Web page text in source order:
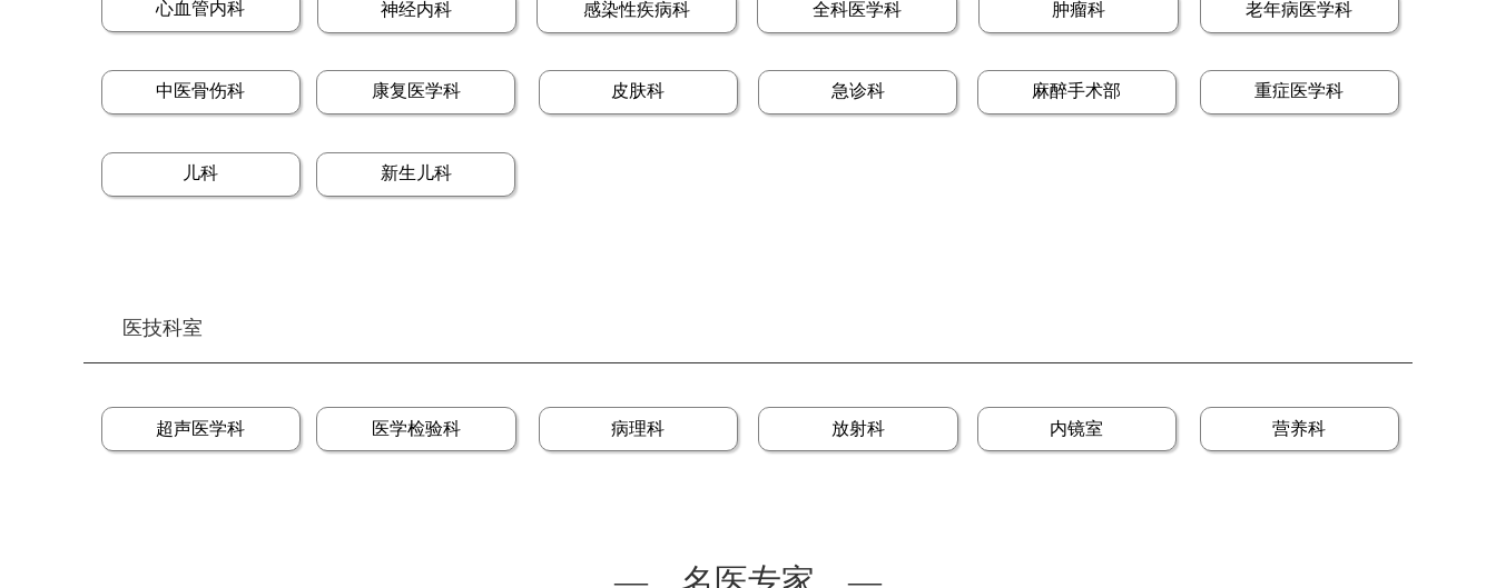
心血管内科 神经内科 感染性疾病科 全科医学科 肿瘤科 老年病医学科
中医骨伤科 康复医学科 皮肤科 急诊科 麻醉手术部 重症医学科
儿科 新生儿科
超声医学科 医学检验科 病理科 放射科 内镜室 营养科
医技科室